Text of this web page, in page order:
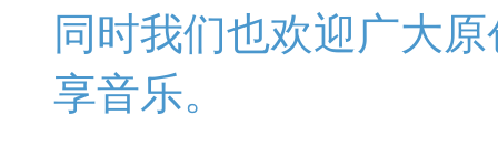
同时我们也欢迎广大
享音乐。